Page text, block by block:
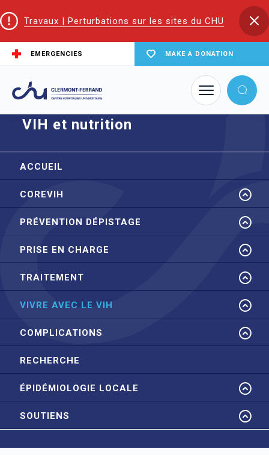
Travaux | Perturbations sur les sites du CHU
EMERGENCIES MAKE A DONATION
Home
VIH et nutrition
ACCUEIL
COREVIH
PRÉVENTION DÉPISTAGE
PRISE EN CHARGE
TRAITEMENT
VIVRE AVEC LE VIH
COMPLICATIONS
RECHERCHE
ÉPIDÉMIOLOGIE LOCALE
SOUTIENS